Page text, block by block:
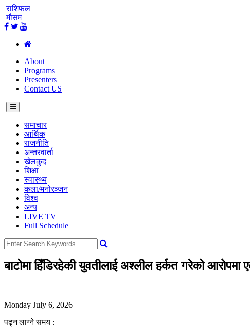
राशिफल
मौसम
About
Programs
Presenters
Contact US
समाचार
आर्थिक
राजनीति
अन्तरवार्ता
खेलकुद
शिक्षा
स्वास्थ्य
कला/मनोरञ्जन
विश्व
अन्य
LIVE TV
Full Schedule
बाटोमा हिँडिरहेकी युवतीलाई अश्लील हर्कत गरेको
Monday July 6, 2026
पढ्न लाग्ने समय :